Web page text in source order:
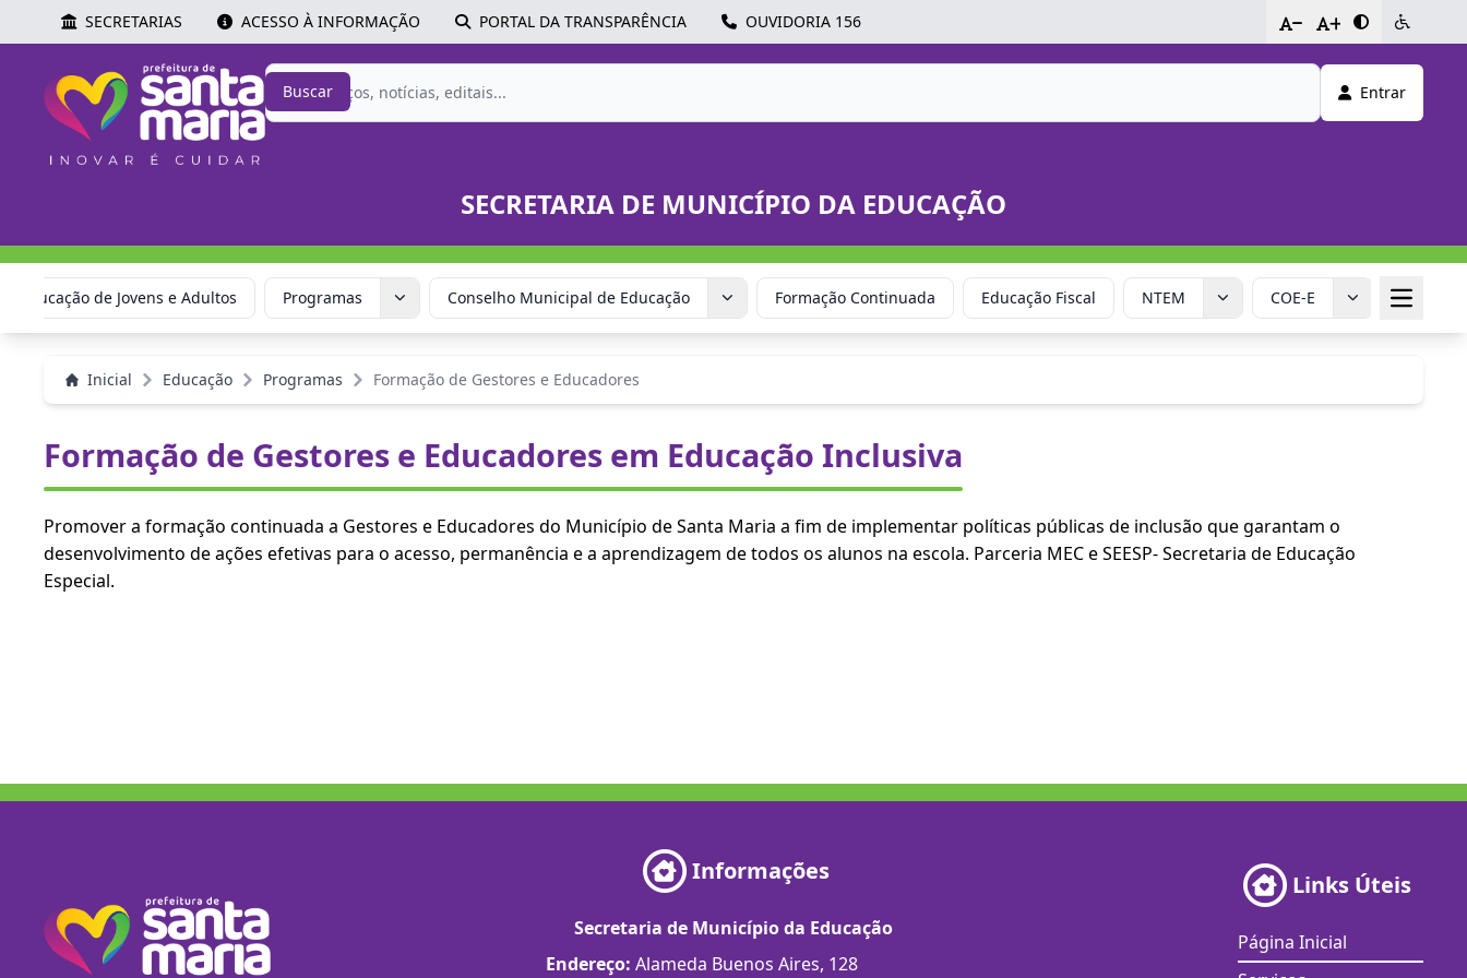
SECRETARIAS ACESSO À INFORMAÇÃO PORTAL DA TRANSPARÊNCIA OUVIDORIA 156 - +
Buscar Entrar
SECRETARIA DE MUNICÍPIO DA EDUCAÇÃO
Educação de Jovens e Adultos Programas Conselho Municipal de Educação Formação Continuada Educação Fiscal NTEM COE-E
Inicial Educação Programas Formação de Gestores e Educadores
Formação de Gestores e Educadores em Educação Inclusiva
Promover a formação continuada a Gestores e Educadores do Município de Santa Maria a fim de implementar políticas públicas de inclusão que garantam o
desenvolvimento de ações efetivas para o acesso, permanência e a aprendizagem de todos os alunos na escola. Parceria MEC e SEESP- Secretaria de Educação
Especial.
Informações
Secretaria de Município da Educação
Endereço:Alameda Buenos Aires, 128
Links Úteis
Página Inicial